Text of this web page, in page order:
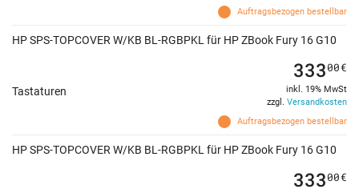
Auftragsbezogen bestellbar
HP SPS-TOPCOVER W/KB BL-RGBPKL für HP ZBook Fury 16 G10
Tastaturen
Auftragsbezogen bestellbar
33300€
inkl. 19% MwSt
zzgl. Versandkosten
HP SPS-TOPCOVER W/KB BL-RGBPKL für HP ZBook Fury 16 G10
33300€